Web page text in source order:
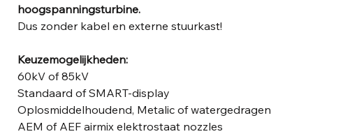
hoogspanningsturbine.
Dus zonder kabel en externe stuurkast!
Keuzemogelijkheden:
60kV of 85kV
Standaard of SMART-display
Oplosmiddelhoudend, Metalic of watergedragen
AEM of AEF airmix elektrostaat nozzles